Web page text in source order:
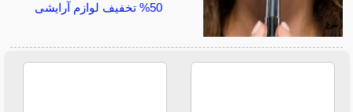
50% تخفیف لوازم آرایشی